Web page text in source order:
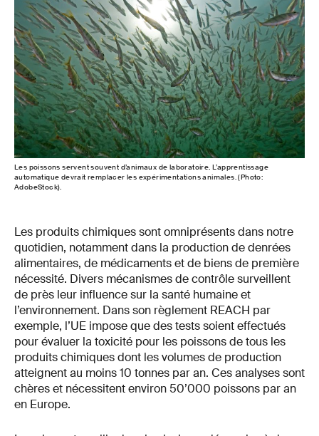
Les poissons servent souvent d’animaux de laboratoire. L’apprentissage
automatique devrait remplacer les expérimentations animales. (Photo:
AdobeStock).
Les produits chimiques sont omniprésents dans notre
quotidien, notamment dans la production de denrées
alimentaires, de médicaments et de biens de première
nécessité. Divers mécanismes de contrôle surveillent
de près leur influence sur la santé humaine et
l’environnement. Dans son règlement REACH par
exemple, l’UE impose que des tests soient effectués
pour évaluer la toxicité pour les poissons de tous les
produits chimiques dont les volumes de production
atteignent au moins 10 tonnes par an. Ces analyses sont
chères et nécessitent environ 50’000 poissons par an
en Europe.